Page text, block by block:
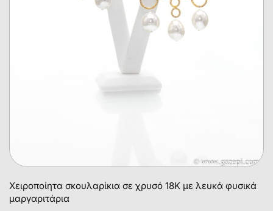
Χειροποίητα σκουλαρίκια σε χρυσό 18Κ με λευκά φυσικά
μαργαριτάρια